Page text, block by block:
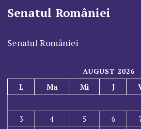
Senatul României
Senatul României
AUGUST 2026
L Ma Mi J
3
4 5 6